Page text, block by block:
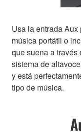
Usa la entrada
música portátil o
que suena a través
sistema de
y está
tipo de música.